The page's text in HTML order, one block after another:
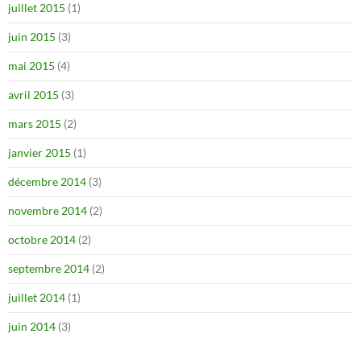
juillet 2015 (1)
juin 2015 (3)
mai 2015 (4)
avril 2015 (3)
mars 2015 (2)
janvier 2015 (1)
décembre 2014 (3)
novembre 2014 (2)
octobre 2014 (2)
septembre 2014 (2)
juillet 2014 (1)
juin 2014 (3)